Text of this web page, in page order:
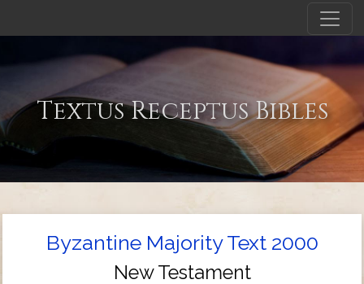
Textus Receptus Bibles
Byzantine Majority Text 2000
New Testament